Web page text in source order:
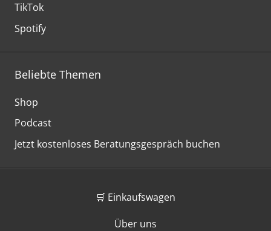
TikTok
Spotify
Beliebte Themen
Shop
Podcast
Jetzt kostenloses Beratungsgespräch buchen
🛒 Einkaufswagen
Über uns